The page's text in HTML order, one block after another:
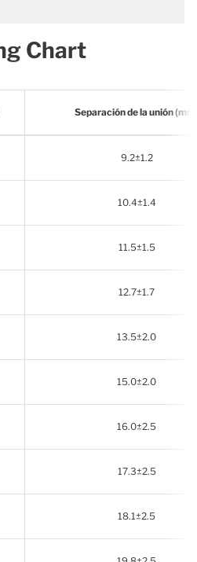
Chart
Separación de la unión
9.2±1.2
10.4±1.4
11.5±1.5
12.7±1.7
13.5±2.0
15.0±2.0
16.0±2.5
17.3±2.5
18.1±2.5